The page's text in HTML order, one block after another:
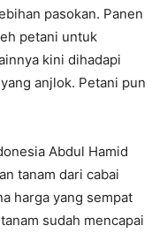
pasokan. Panen
petani untuk
kini dihadapi
anjlok. Petani pun
Abdul Hamid
tanam dari cabai
harga yang sempat
sudah mencapai